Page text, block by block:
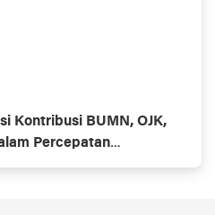
Kontribusi BUMN, OJK,
Percepatan